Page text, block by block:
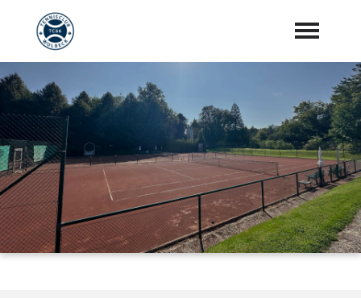
Startseite
Aktuelles
Vorstand
Training
Mannschaften